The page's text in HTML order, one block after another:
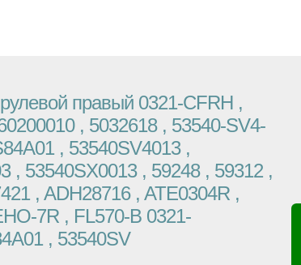
правый 0321-CFRH ,
, 5032618 , 53540-SV4-
, 53540SV4013 ,
, 53540SX0013 , 59248 , 59312 ,
, ADH28716 , ATE0304R ,
7R , FL570-B 0321-
, 53540SV